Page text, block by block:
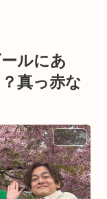
ルにあ
真っ赤な
BLOG